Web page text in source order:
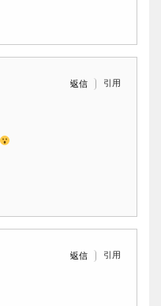
返信 引用
返信 引用